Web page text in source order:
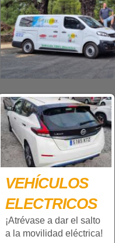
VEHÍCULOS
ELECTRICOS
¡Atrévase a dar el salto
a la movilidad eléctrica!